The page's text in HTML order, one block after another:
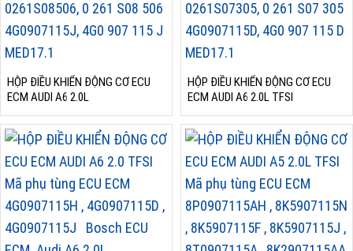
HỘP ĐIỀU KHIỂN ĐỘNG CƠ ECU
ECM AUDI A6 2.0L
HỘP ĐIỀU KHIỂN ĐỘNG CƠ ECU
ECM AUDI A6 2.0L TFSI